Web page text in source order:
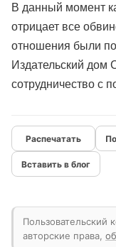
В данный момент
отрицает все
отношения были
Издательский дом
сотрудничество с
Вставить в блог
Пользовательский
авторские права,